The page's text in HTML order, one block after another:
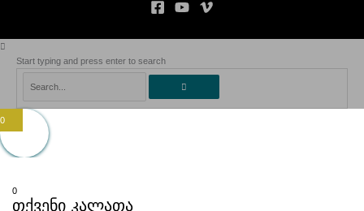
Start typing and press enter to search
0
0
თქვენი კალათა